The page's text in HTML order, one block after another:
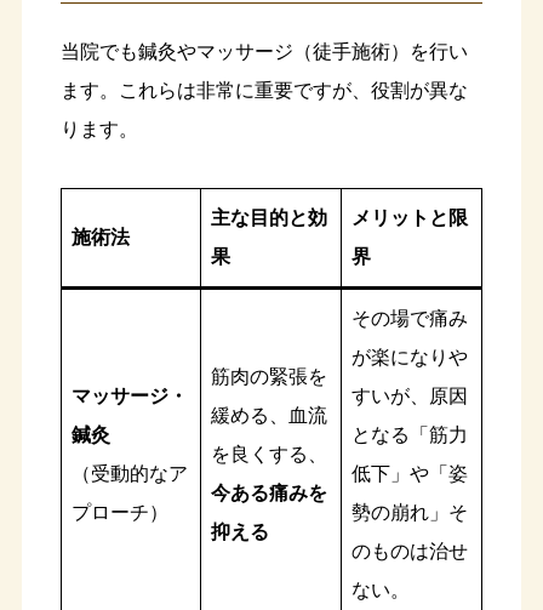
当院でも鍼灸やマッサージ（徒手施術）を行い
ます。これらは非常に重要ですが、役割が異な
ります。
施術法
主な目的と効
果
メリットと限
界
マッサージ・
鍼灸
（受動的なア
プローチ）
筋肉の緊張を
緩める、血流
を良くする、
今ある痛みを
抑える
その場で痛み
が楽になりや
すいが、原因
となる「筋力
低下」や「姿
勢の崩れ」そ
のものは治せ
ない。